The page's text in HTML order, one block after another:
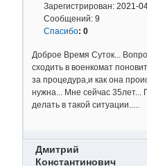
Зарегистрирован: 2021-
Сообщений: 9
Спасибо: 0
Доброе Время Суток...
сходить в военкомат
за процедура,и как она
нужна... Мне сейчас 35лет...
делать в такой ситуации.....
Дмитрий
Константинович